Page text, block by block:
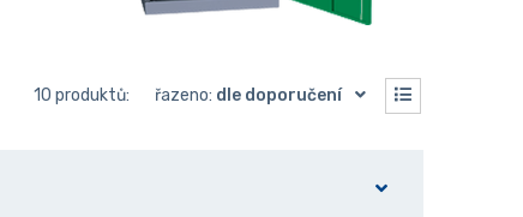
10 produktů: řazeno: dle doporučení